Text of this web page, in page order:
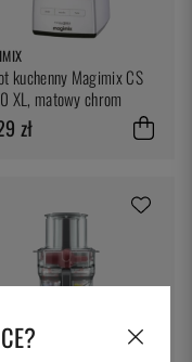
kuchenny Magimix CS
XL, matowy chrom
zł